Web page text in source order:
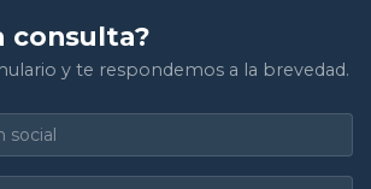
consulta?
y te respondemos a la brevedad.